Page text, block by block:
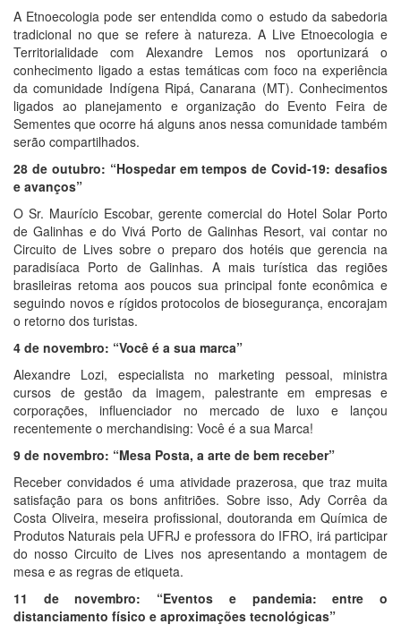
A Etnoecologia pode ser entendida como o estudo da sabedoria
tradicional no que se refere à natureza. A Live Etnoecologia e
Territorialidade com Alexandre Lemos nos oportunizará o
conhecimento ligado a estas temáticas com foco na experiência
da comunidade Indígena Ripá, Canarana (MT). Conhecimentos
ligados ao planejamento e organização do Evento Feira de
Sementes que ocorre há alguns anos nessa comunidade também
serão compartilhados.
28 de outubro: “Hospedar em tempos de Covid-19: desafios
e avanços”
O Sr. Maurício Escobar, gerente comercial do Hotel Solar Porto
de Galinhas e do Vivá Porto de Galinhas Resort, vai contar no
Circuito de Lives sobre o preparo dos hotéis que gerencia na
paradisíaca Porto de Galinhas. A mais turística das regiões
brasileiras retoma aos poucos sua principal fonte econômica e
seguindo novos e rígidos protocolos de biosegurança, encorajam
o retorno dos turistas.
4 de novembro: “Você é a sua marca”
Alexandre Lozi, especialista no marketing pessoal, ministra
cursos de gestão da imagem, palestrante em empresas e
corporações, influenciador no mercado de luxo e lançou
recentemente o merchandising: Você é a sua Marca!
9 de novembro: “Mesa Posta, a arte de bem receber”
Receber convidados é uma atividade prazerosa, que traz muita
satisfação para os bons anfitriões. Sobre isso, Ady Corrêa da
Costa Oliveira, meseira profissional, doutoranda em Química de
Produtos Naturais pela UFRJ e professora do IFRO, irá participar
do nosso Circuito de Lives nos apresentando a montagem de
mesa e as regras de etiqueta.
11 de novembro: “Eventos e pandemia: entre o
distanciamento físico e aproximações tecnológicas”